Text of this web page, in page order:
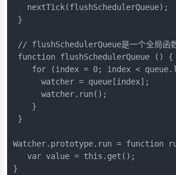
   nextTick(flushSchedulerQueue);
}
// flushSchedulerQueue是一个全局函
function flushSchedulerQueue () {
for (index = 0; index <
      watcher = queue[index];
      watcher.run();
    }
}
Watcher.prototype.run = function
   var value = this.get();
}